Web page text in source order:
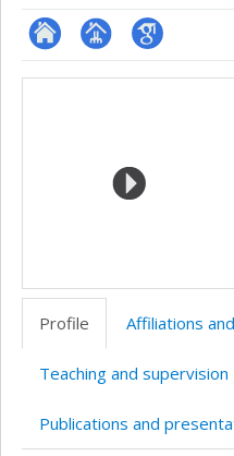
ResearchGate
Page Google
Media
Profile Affiliations
Teaching and supervision
Publications and